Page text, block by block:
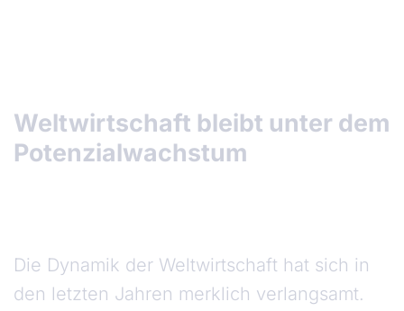
Weltwirtschaft bleibt unter dem
Potenzialwachstum
Die Dynamik der Weltwirtschaft hat sich in
den letzten Jahren merklich verlangsamt.